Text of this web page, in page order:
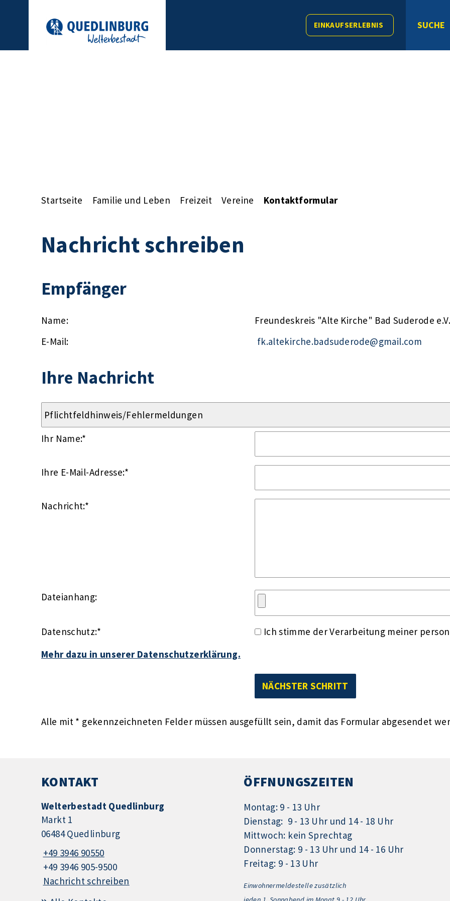
EINKAUFSERLEBNIS SUCHE
Startseite Familie und Leben Freizeit Vereine Kontaktformular
Nachricht schreiben
Empfänger
Name:
Freundeskreis "Alte Kirche" Bad Suderode e.V.
E-Mail:
fk.altekirche.badsuderode@gmail.com
Ihre Nachricht
Ihr Name:*
Ihre E-Mail-Adresse:*
Nachricht:*
Dateianhang:
Datenschutz:*
Ich stimme der Verarbeitung meiner
Mehr dazu in unserer Datenschutzerklärung.
Alle mit * gekennzeichneten Felder müssen ausgefüllt sein, damit das Formular abgesendet
KONTAKT
Welterbestadt Quedlinburg
Markt 1
06484 Quedlinburg
+49 3946 90550
+49 3946 905-9500
Nachricht schreiben
ÖFFNUNGSZEITEN
Montag: 9 - 13 Uhr
Dienstag: 9 - 13 Uhr und 14 - 18 Uhr
Mittwoch: kein Sprechtag
Donnerstag: 9 - 13 Uhr und 14 - 16 Uhr
Freitag: 9 - 13 Uhr
Einwohnermeldestelle zusätzlich